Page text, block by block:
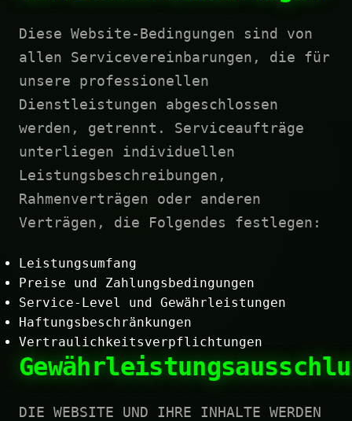
Diese Website-Bedingungen sind von
allen Servicevereinbarungen, die für
unsere professionellen
Dienstleistungen abgeschlossen
werden, getrennt. Serviceaufträge
unterliegen individuellen
Leistungsbeschreibungen,
Rahmenverträgen oder anderen
Verträgen, die Folgendes festlegen:
Leistungsumfang
Preise und Zahlungsbedingungen
Service-Level und Gewährleistungen
Haftungsbeschränkungen
Vertraulichkeitsverpflichtungen
DIE WEBSITE UND IHRE INHALTE WERDEN